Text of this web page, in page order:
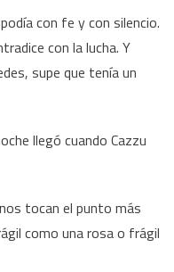
con fe y con silencio.
con la lucha. Y
supe que tenía un
llegó cuando Cazzu
tocan el punto más
como una rosa o frágil